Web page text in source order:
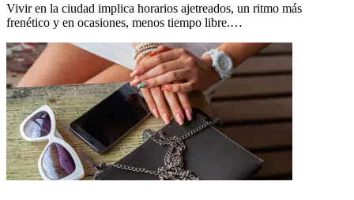
Vivir en la ciudad implica horarios ajetreados, un ritmo más
frenético y en ocasiones, menos tiempo libre.…